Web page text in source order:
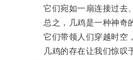
它们宛如一扇连接过去、
总之，几鸡是一种神奇的
它们带领人们穿越时空，
几鸡的存在让我们惊叹于